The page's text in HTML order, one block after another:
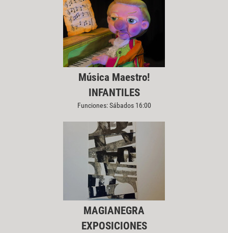
Música Maestro!
INFANTILES
Funciones: Sábados 16:00
MAGIANEGRA
EXPOSICIONES